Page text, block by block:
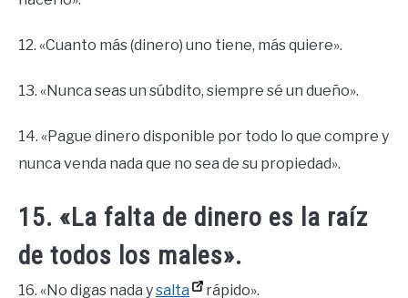
12. «Cuanto más (dinero) uno tiene, más quiere».
13. «Nunca seas un súbdito, siempre sé un dueño».
14. «Pague dinero disponible por todo lo que compre y
nunca venda nada que no sea de su propiedad».
15. «La falta de dinero es la raíz
de todos los males».
16. «No digas nada ysalta rápido».